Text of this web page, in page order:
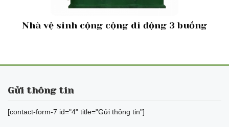
Nhà vệ sinh cộng cộng di động 3 buồng
Gửi thông tin
[contact-form-7 id="4" title="Gửi thông tin"]